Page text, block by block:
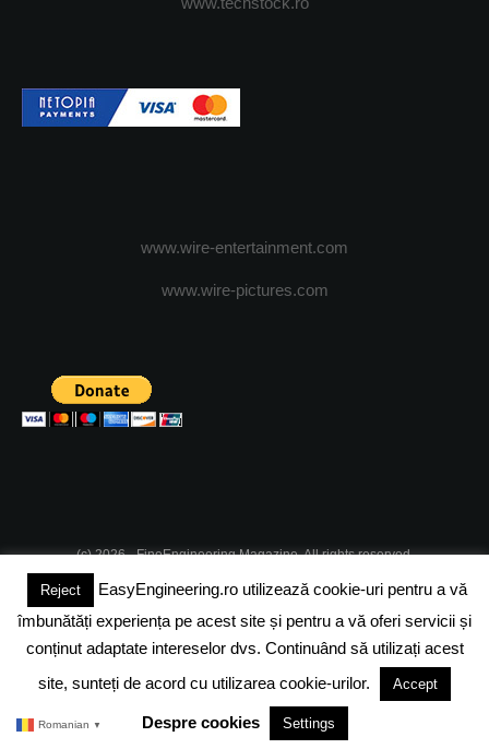
www.wire-entertainment.com
www.wire-pictures.com
(c) 2026 - FineEngineering Magazine. All rights reserved.
DESPRE NOI ABONAMENT
DESPRE COOKIES POLITICA DE CONFIDENTIALITATE
TERMENI SI CONDITII
Reject
EasyEngineering.ro utilizează cookie-uri pentru a vă
îmbunătăți experiența pe acest site și pentru a vă oferi servicii și
conținut adaptate intereselor dvs. Continuând să utilizați acest
site, sunteți de acord cu utilizarea cookie-urilor.
Accept
Despre cookies Settings
Romanian ▼